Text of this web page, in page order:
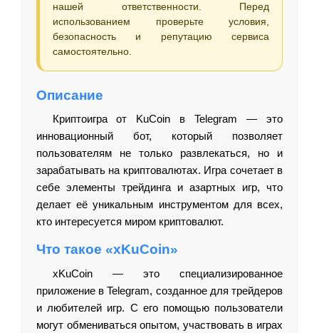
нашей ответственности. Перед
использованием проверьте условия,
безопасность и репутацию сервиса
самостоятельно.
Описание
Криптоигра от KuCoin в Telegram — это
инновационный бот, который позволяет
пользователям не только развлекаться, но и
зарабатывать на криптовалютах. Игра сочетает в
себе элементы трейдинга и азартных игр, что
делает её уникальным инструментом для всех,
кто интересуется миром криптовалют.
Что такое «xKuCoin»
xKuCoin — это специализированное
приложение в Telegram, созданное для трейдеров
и любителей игр. С его помощью пользователи
могут обмениваться опытом, участвовать в играх